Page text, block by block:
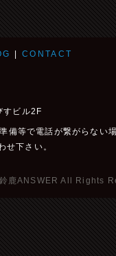
CONTACT
ビル2F
備等で電話が繋がらない
せ下さい。
鹿ANSWER All Rights